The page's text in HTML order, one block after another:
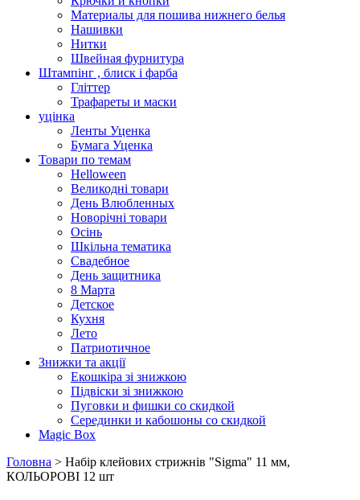
Материалы для пошива нижнего белья
Нашивки
Нитки
Швейная фурнитура
Штампінг , блиск і фарба
Гліттер
Трафареты и маски
уцінка
Ленты Уценка
Бумага Уценка
Товари по темам
Helloween
Великодні товари
День Влюбленных
Новорічні товари
Осінь
Шкільна тематика
Свадебное
День защитника
8 Марта
Детское
Кухня
Лето
Патриотичное
Знижки та акції
Екошкіра зі знижкою
Підвіски зі знижкою
Пуговки и фишки со скидкой
Серединки и кабошоны со скидкой
Magic Box
Головна > Набір клейових стрижнів "Sigma" 11 мм,
КОЛЬОРОВІ 12 шт